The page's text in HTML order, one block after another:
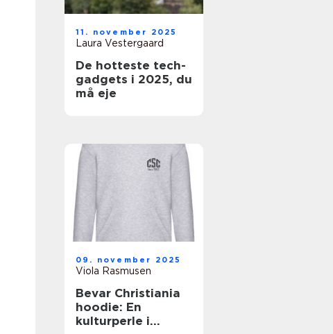
11. november 2025
Laura Vestergaard
De hotteste tech-
gadgets i 2025, du
må eje
09. november 2025
Viola Rasmusen
Bevar Christiania
hoodie: En
kulturperle i